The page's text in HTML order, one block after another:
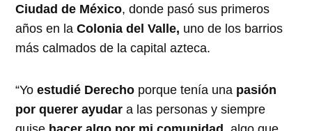
Ciudad de México, donde pasó sus primeros
años en laColonia del Valle, uno de los barrios
más calmados de la capital azteca.
“Yoestudié Derecho porque tenía una pasión
por querer ayudar a las personas y siempre